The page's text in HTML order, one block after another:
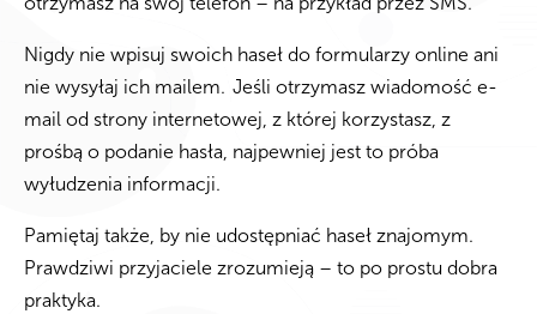
Nigdy nie wpisuj swoich haseł do formularzy online ani
nie wysyłaj ich mailem. Jeśli otrzymasz wiadomość e-
mail od strony internetowej, z której korzystasz, z
prośbą o podanie hasła, najpewniej jest to próba
wyłudzenia informacji.
Pamiętaj także, by nie udostępniać haseł znajomym.
Prawdziwi przyjaciele zrozumieją – to po prostu dobra
praktyka.